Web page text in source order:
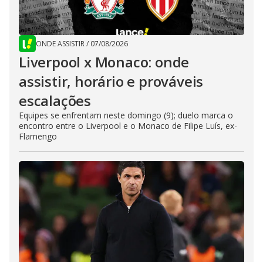
ONDE ASSISTIR/ 07/08/2026
Liverpool x Monaco: onde
assistir, horário e prováveis
escalações
Equipes se enfrentam neste domingo (9); duelo marca o
encontro entre o Liverpool e o Monaco de Filipe Luís, ex-
Flamengo